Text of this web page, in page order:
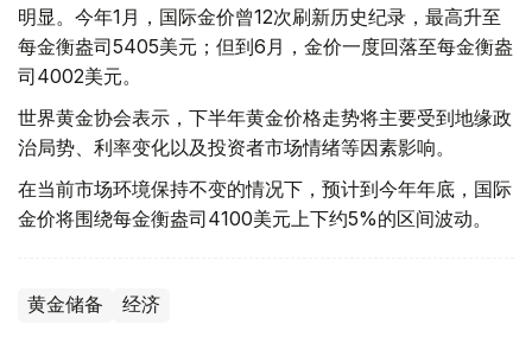
明显。今年1月，国际金价曾12次刷新历史纪录，最高升至
每金衡盎司5405美元；但到6月，金价一度回落至每金衡盎
司4002美元。
世界黄金协会表示，下半年黄金价格走势将主要受到地缘政
治局势、利率变化以及投资者市场情绪等因素影响。
在当前市场环境保持不变的情况下，预计到今年年底，国际
金价将围绕每金衡盎司4100美元上下约5%的区间波动。
黄金储备 经济